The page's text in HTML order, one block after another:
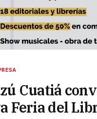
Cuatiá
Feria del